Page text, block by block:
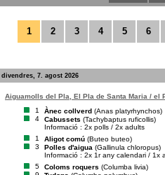
1 2 3 4 5 6
divendres, 7. agost 2026
Aiguamolls del Pla, El Pla de Santa Maria / el
1
Ànec collverd (Anas platyrhynchos)
4
Cabussets (Tachybaptus ruficollis)
Informació : 2x polls / 2x adults
1
Aligot comú (Buteo buteo)
3
Polles d'aigua (Gallinula chloropus)
Informació : 2x 1r any calendari / 1x
5
Coloms roquers (Columba livia)